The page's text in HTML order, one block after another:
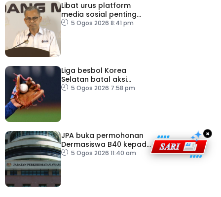
Libat urus platform
media sosial penting
bendung perbuatan
5 Ogos 2026 8:41 pm
Liga besbol Korea
Selatan batal aksi
susulan gelombang haba
5 Ogos 2026 7:58 pm
JPA buka permohonan
Dermasiswa B40 kepada
lepasan SPM
5 Ogos 2026 11:40 am
×